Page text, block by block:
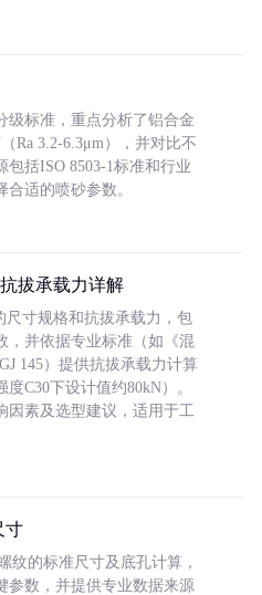
级标准，重点分析了铝合金
Ra 3.2-6.3μm），并对比不
包括ISO 8503-1标准和行业
适的喷砂参数。
拔承载力详解
尺寸规格和抗拔承载力，包
，并依据专业标准（如《混
145）提供抗拔承载力计算
C30下设计值约80kN）。
因素及选型建议，适用于工
寸
纹的标准尺寸及底孔计算，
参数，并提供专业数据来源